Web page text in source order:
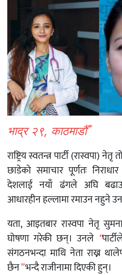
भाद्र २९, काठमाडौँ
राष्ट्रिय स्वतन्त्र पार्टी (रास्वपा)
छाडेको समाचार पूर्णतः
देशलाई नयाँ ढंगले अघि
आधारहीन हल्लामा रमाउन नहुने
यता, आइतबार रास्वपा नेतृ
घोषणा गरेकी छन्। उनले “
संगठनभन्दा माथि नेता राख्न
छैन”भन्दै राजीनामा दिएकी हुन्।